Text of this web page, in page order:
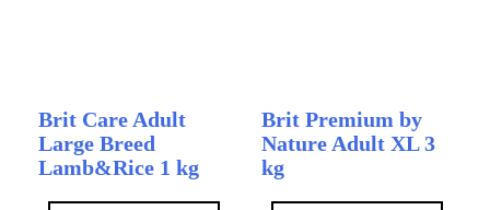
Brit Care Adult
Large Breed
Lamb&Rice 1 kg
Brit Premium by
Nature Adult XL 3
kg